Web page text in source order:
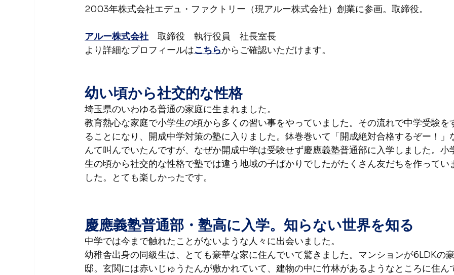
2003年株式会社エデュ・ファクトリー（現アルー株式会社）創業に参画。取締役。
アルー株式会社 取締役　執行役員　社長室長
より詳細なプロフィールはこちらからご確認いただけます。
幼い頃から社交的な性格
埼玉県のいわゆる普通の家庭に生まれました。
教育熱心な家庭で小学生の頃から多くの習い事をやっていました。その流れで中学受験を
ることになり、開成中学対策の塾に入りました。鉢巻巻いて「開成絶対合格するぞー！」
んて叫んでいたんですが、なぜか開成中学は受験せず慶應義塾普通部に入学しました。小
生の頃から社交的な性格で塾では違う地域の子ばかりでしたがたくさん友だちを作ってい
した。とても楽しかったです。
慶應義塾普通部・塾高に入学。知らない世界を知る
中学では今まで触れたことがないような人々に出会いました。
幼稚舎出身の同級生は、とても豪華な家に住んでいて驚きました。マンションが6LDKの豪
邸。玄関には赤いじゅうたんが敷かれていて、建物の中に竹林があるようなところに住ん